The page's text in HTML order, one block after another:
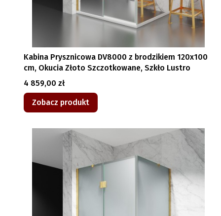
Kabina Prysznicowa DV8000 z brodzikiem 120x100
cm, Okucia Złoto Szczotkowane, Szkło Lustro
Cena
4 859,00 zł
Zobacz produkt